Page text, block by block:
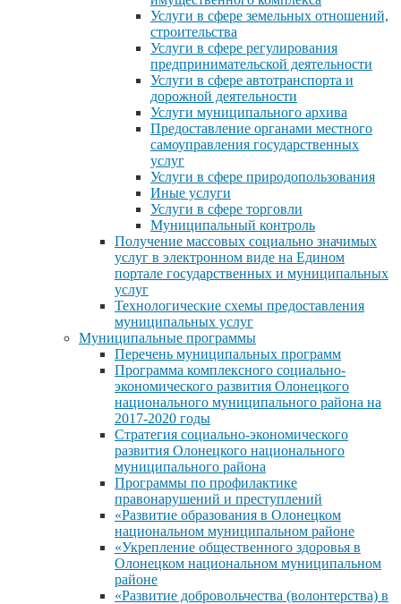
Услуги в сфере земельных отношений,
строительства
Услуги в сфере регулирования
предпринимательской деятельности
Услуги в сфере автотранспорта и
дорожной деятельности
Услуги муниципального архива
Предоставление органами местного
самоуправления государственных
услуг
Услуги в сфере природопользования
Иные услуги
Услуги в сфере торговли
Муниципальный контроль
Получение массовых социально значимых
услуг в электронном виде на Едином
портале государственных и муниципальных
услуг
Технологические схемы предоставления
муниципальных услуг
Муниципальные программы
Перечень муниципальных программ
Программа комплексного социально-
экономического развития Олонецкого
национального муниципального района на
2017-2020 годы
Стратегия социально-экономического
развития Олонецкого национального
муниципального района
Программы по профилактике
правонарушений и преступлений
«Развитие образования в Олонецком
национальном муниципальном районе
«Укрепление общественного здоровья в
Олонецком национальном муниципальном
районе
«Развитие добровольчества (волонтерства) в